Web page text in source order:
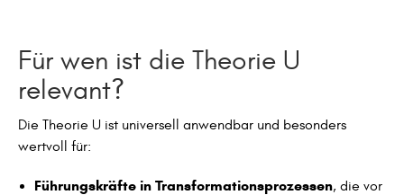
Für wen ist die Theorie U
relevant?
Die Theorie U ist universell anwendbar und besonders
wertvoll für:
Führungskräfte in Transformationsprozessen, die vor